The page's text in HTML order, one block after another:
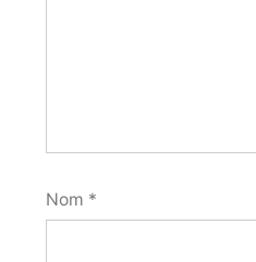
Nom *